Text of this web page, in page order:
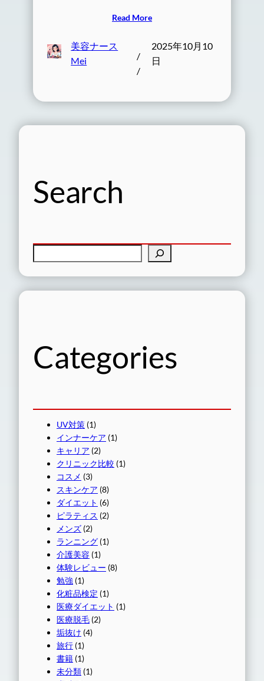
Read More
美容ナース
Mei
/
/
2025年10月10
日
Search
索
Categories
UV対策 (1)
インナーケア (1)
キャリア (2)
クリニック比較 (1)
コスメ (3)
スキンケア (8)
ダイエット (6)
ピラティス (2)
メンズ (2)
ランニング (1)
介護美容 (1)
体験レビュー (8)
勉強 (1)
化粧品検定 (1)
医療ダイエット (1)
医療脱毛 (2)
垢抜け (4)
旅行 (1)
書籍 (1)
未分類 (1)